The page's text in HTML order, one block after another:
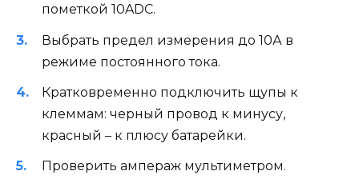
пометкой 10ADC.
Выбрать предел измерения до 10А в
режиме постоянного тока.
Кратковременно подключить щупы к
клеммам: черный провод к минусу,
красный – к плюсу батарейки.
Проверить ампераж мультиметром.